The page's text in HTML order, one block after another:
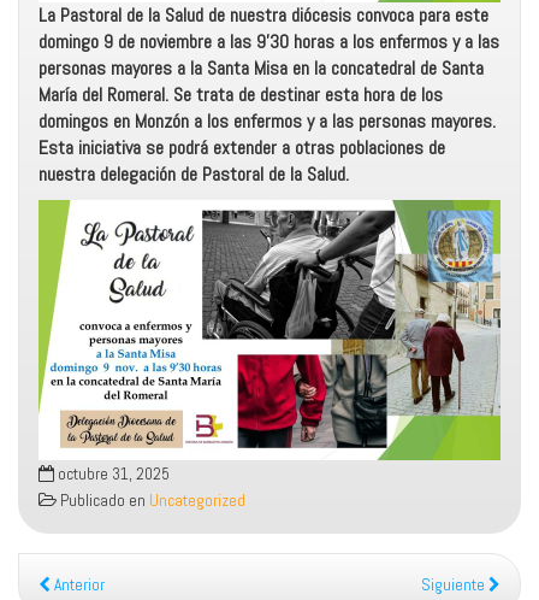
La Pastoral de la Salud de nuestra diócesis convoca para este
domingo 9 de noviembre a las 9’30 horas a los enfermos y a las
personas mayores a la Santa Misa en la concatedral de Santa
María del Romeral. Se trata de destinar esta hora de los
domingos en Monzón a los enfermos y a las personas mayores.
Esta iniciativa se podrá extender a otras poblaciones de
nuestra delegación de Pastoral de la Salud.
octubre 31, 2025
Publicado en Uncategorized
Anterior Siguiente